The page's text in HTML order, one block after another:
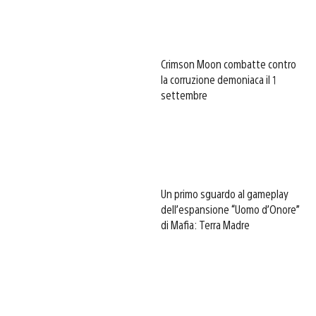
Crimson Moon combatte contro
la corruzione demoniaca il 1
settembre
Un primo sguardo al gameplay
dell’espansione “Uomo d’Onore”
di Mafia: Terra Madre